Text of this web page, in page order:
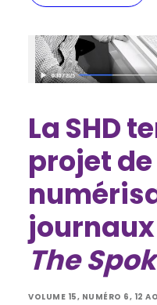
La SHD
projet de
journaux
The
VOLUME 15, NUMÉRO 6, 12